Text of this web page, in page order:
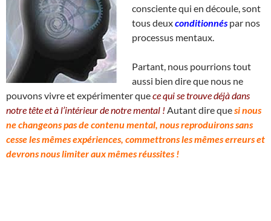
consciente qui en découle, sont
tous deuxconditionnéspar nos
processus mentaux.
Partant, nous pourrions tout
aussi bien dire que nous ne
pouvons vivre et expérimenter quece qui se trouve déjà dans
notre tête et à l’intérieur de notre mental ! Autant dire quesi nous
ne changeons pas de contenu mental, nous reproduirons sans
cesse les mêmes expériences, commettrons les mêmes erreurs et
devrons nous limiter aux mêmes réussites !